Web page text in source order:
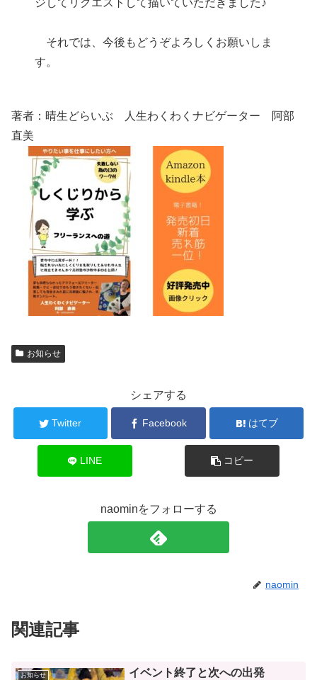
ジしてリクエストして描いていただきました♪
それでは、今後もどうぞよろしくお願いしま
す。
著者：晴生どらいぶ 人生わくわくナビゲーター 阿部
直美
お知らせ
シェアする
Twitter Facebook はてブ
LINE コピー
naominをフォローする
naomin
関連記事
お知らせ イベント終了と次への出発